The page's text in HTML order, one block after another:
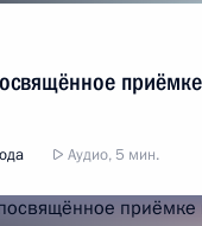
Аудио, 5 мин.